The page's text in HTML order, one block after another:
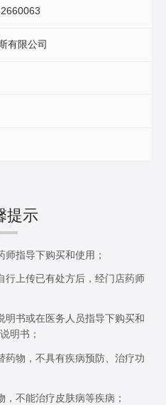
有限公司
提示
指导下购买和使用；
行上传已有处方后，经门店药师
明书或在医务人员指导下购买和
明书；
药物，不具有疾病预防、治疗功
不能治疗皮肤病等疾病；